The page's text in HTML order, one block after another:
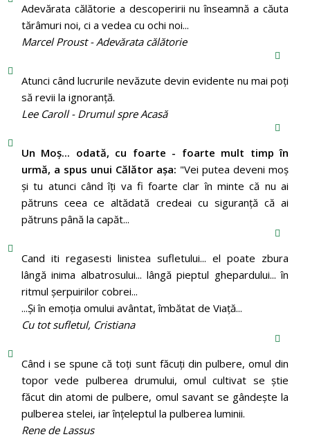
Adevărata călătorie a descoperirii nu înseamnă a căuta
tărâmuri noi, ci a vedea cu ochi noi...
Marcel Proust - Adevărata călătorie
Atunci când lucrurile nevăzute devin evidente nu mai poți
să revii la ignoranță.
Lee Caroll - Drumul spre Acasă
Un Moş... odată, cu foarte - foarte mult timp în
urmă, a spus unui Călător aşa: "Vei putea deveni moş
şi tu atunci când îţi va fi foarte clar în minte că nu ai
pătruns ceea ce altădată credeai cu siguranţă că ai
pătruns până la capăt...
Cand iti regasesti linistea sufletului... el poate zbura
lângă inima albatrosului... lângă pieptul ghepardului... în
ritmul şerpuirilor cobrei...
...Şi în emoţia omului avântat, îmbătat de Viaţă...
Cu tot sufletul, Cristiana
Când i se spune că toți sunt făcuți din pulbere, omul din
topor vede pulberea drumului, omul cultivat se știe
făcut din atomi de pulbere, omul savant se gândește la
pulberea stelei, iar înțeleptul la pulberea luminii.
Rene de Lassus